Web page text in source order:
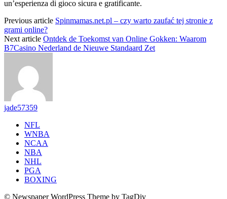
un’esperienza di gioco sicura e gratificante.
Previous article Spinmamas.net.pl – czy warto zaufać tej stronie z
grami online?
Next article Ontdek de Toekomst van Online Gokken: Waarom
B7Casino Nederland de Nieuwe Standaard Zet
jade57359
NFL
WNBA
NCAA
NBA
NHL
PGA
BOXING
© Newspaper WordPress Theme by TagDiv